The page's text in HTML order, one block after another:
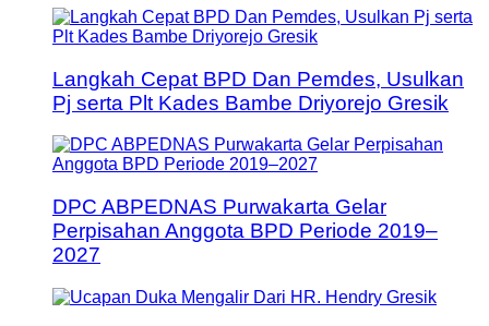
Langkah Cepat BPD Dan Pemdes, Usulkan
Pj serta Plt Kades Bambe Driyorejo Gresik
DPC ABPEDNAS Purwakarta Gelar
Perpisahan Anggota BPD Periode 2019–
2027